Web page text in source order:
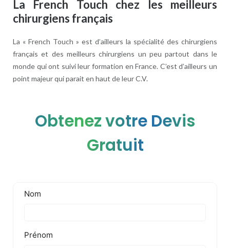
La French Touch chez les meilleurs
chirurgiens français
La « French Touch » est d’ailleurs la spécialité des chirurgiens
français et des meilleurs chirurgiens un peu partout dans le
monde qui ont suivi leur formation en France. C’est d’ailleurs un
point majeur qui parait en haut de leur C.V.
Obtenez votre Devis
Gratuit